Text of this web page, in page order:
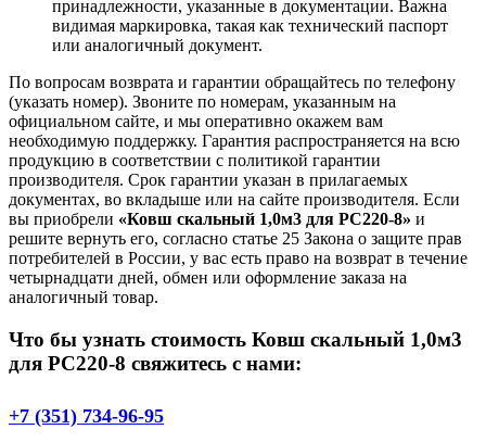
принадлежности, указанные в документации. Важна
видимая маркировка, такая как технический паспорт
или аналогичный документ.
По вопросам возврата и гарантии обращайтесь по телефону
(указать номер). Звоните по номерам, указанным на
официальном сайте, и мы оперативно окажем вам
необходимую поддержку. Гарантия распространяется на всю
продукцию в соответствии с политикой гарантии
производителя. Срок гарантии указан в прилагаемых
документах, во вкладыше или на сайте производителя. Если
вы приобрели «Ковш скальный 1,0м3 для РС220-8» и
решите вернуть его, согласно статье 25 Закона о защите прав
потребителей в России, у вас есть право на возврат в течение
четырнадцати дней, обмен или оформление заказа на
аналогичный товар.
Что бы узнать стоимость Ковш скальный 1,0м3
для РС220-8 свяжитесь с нами:
+7 (351) 734-96-95